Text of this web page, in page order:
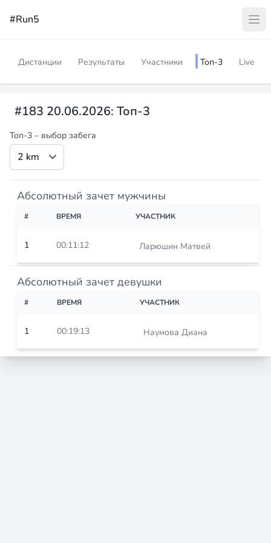
#Run5
Дистанции Результаты Участники Топ-3 Live
#183 20.06.2026: Топ-3
Топ-3 – выбор забега
Абсолютный зачет мужчины
# ВРЕМЯ УЧАСТНИК
1 00:11:12 Ларюшин Матвей
Абсолютный зачет девушки
# ВРЕМЯ УЧАСТНИК
1 00:19:13 Наумова Диана